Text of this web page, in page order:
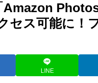
セス可能に！
LINE